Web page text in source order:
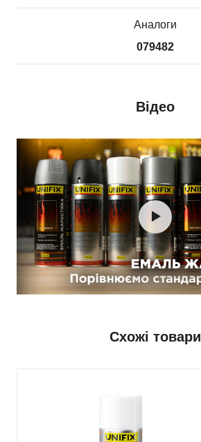
Аналоги
079482
Відео
Схожі товари